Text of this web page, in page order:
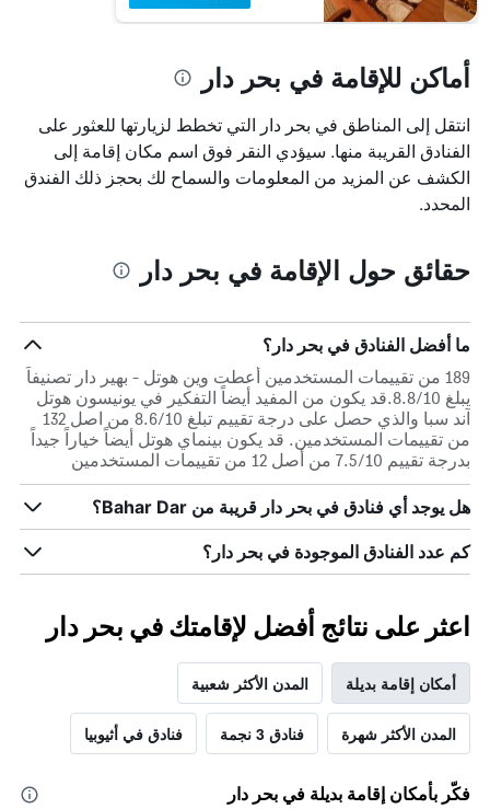
أماكن للإقامة في بحر دار
انتقل إلى المناطق في بحر دار التي تخطط لزيارتها للعثور على
الفنادق القريبة منها. سيؤدي النقر فوق اسم مكان إقامة إلى
الكشف عن المزيد من المعلومات والسماح لك بحجز ذلك الفندق
المحدد.
حقائق حول الإقامة في بحر دار
ما أفضل الفنادق في بحر دار؟
189 من تقييمات المستخدمين أعطت وين هوتل - بهير دار تصنيفاً
يبلغ 8.8/10.قد يكون من المفيد أيضاً التفكير في يونيسون هوتل
آند سبا والذي حصل على درجة تقييم تبلغ 8.6/10 من اصل 132
من تقييمات المستخدمين. قد يكون بينماي هوتل أيضاً خياراً جيداً
بدرجة تقييم 7.5/10 من أصل 12 من تقييمات المستخدمين
هل يوجد أي فنادق في بحر دار قريبة من Bahar Dar؟
كم عدد الفنادق الموجودة في بحر دار؟
اعثر على نتائج أفضل لإقامتك في بحر دار
أمكان إقامة بديلة المدن الأكثر شعبية
المدن الأكثر شهرة فنادق 3 نجمة فنادق في أثيوبيا
فكّر بأمكان إقامة بديلة في بحر دار